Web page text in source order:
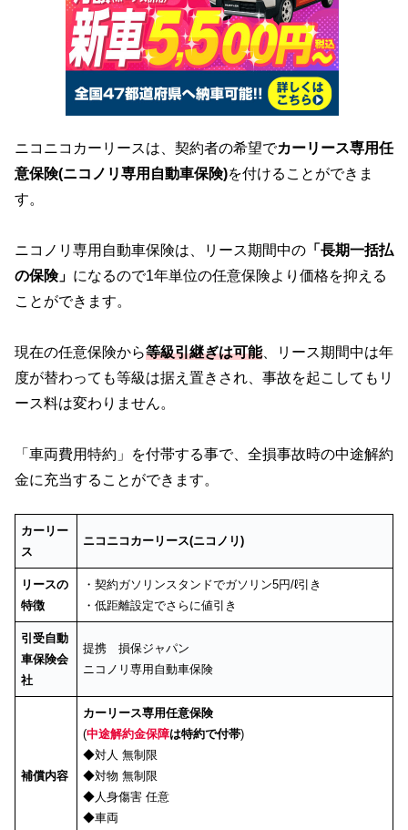
ニコニコカーリースは、契約者の希望でカーリース専用任
意保険(ニコノリ専用自動車保険)を付けることができま
す。
ニコノリ専用自動車保険は、リース期間中の 「長期一括払
の保険」 になるので1年単位の任意保険より価格を抑える
ことができます。
現在の任意保険から等級引継ぎは可能、リース期間中は年
度が替わっても等級は据え置きされ、事故を起こしてもリ
ース料は変わりません。
「車両費用特約」を付帯する事で、全損事故時の中途解約
金に充当することができます。
カーリー
ス
ニコニコカーリース(ニコノリ)
リースの
特徴
・契約ガソリンスタンドでガソリン5円/ℓ引き
・低距離設定でさらに値引き
引受自動
車保険会
社
提携 損保ジャパン
ニコノリ専用自動車保険
補償内容
カーリース専用任意保険
(中途解約金保障は特約で付帯)
◆対人 無制限
◆対物 無制限
◆人身傷害 任意
◆車両